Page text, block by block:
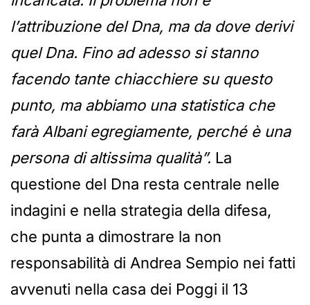
l’attribuzione del Dna, ma da dove derivi
quel Dna. Fino ad adesso si stanno
facendo tante chiacchiere su questo
punto, ma abbiamo una statistica che
farà Albani egregiamente, perché è una
persona di altissima qualità”. La
questione del Dna resta centrale nelle
indagini e nella strategia della difesa,
che punta a dimostrare la non
responsabilità di Andrea Sempio nei fatti
avvenuti nella casa dei Poggi il 13